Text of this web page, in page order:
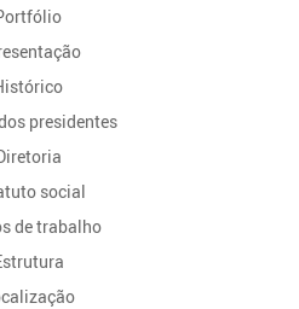
presidentes
social
de trabalho